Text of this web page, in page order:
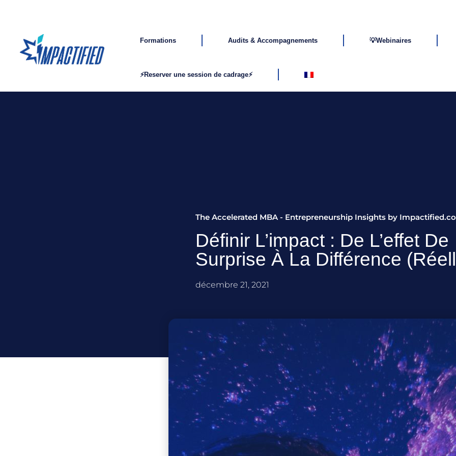
Formations Audits & Accompagnements 💡Webinaires
⚡Reserver une session de cadrage⚡
The Accelerated MBA - Entrepreneurship Insights by
Définir L’impact : De L’effet De
Surprise À La Différence
décembre 21, 2021